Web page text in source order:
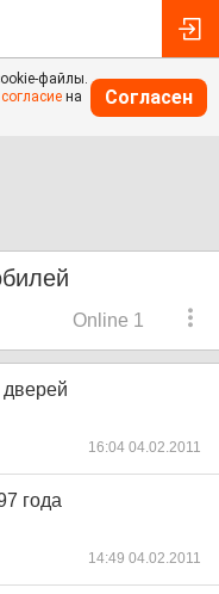
файлы.
согласие на
Согласен
Online 1
16:04 04.02.2011
года
14:49 04.02.2011